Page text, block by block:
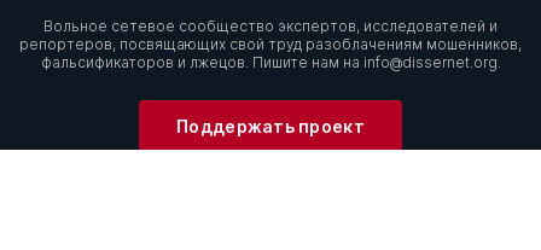
Вольное сетевое сообщество экспертов, исследователей и
репортеров, посвящающих свой труд разоблачениям мошенников,
фальсификаторов и лжецов. Пишите нам на info@dissernet.org.
Поддержать проект